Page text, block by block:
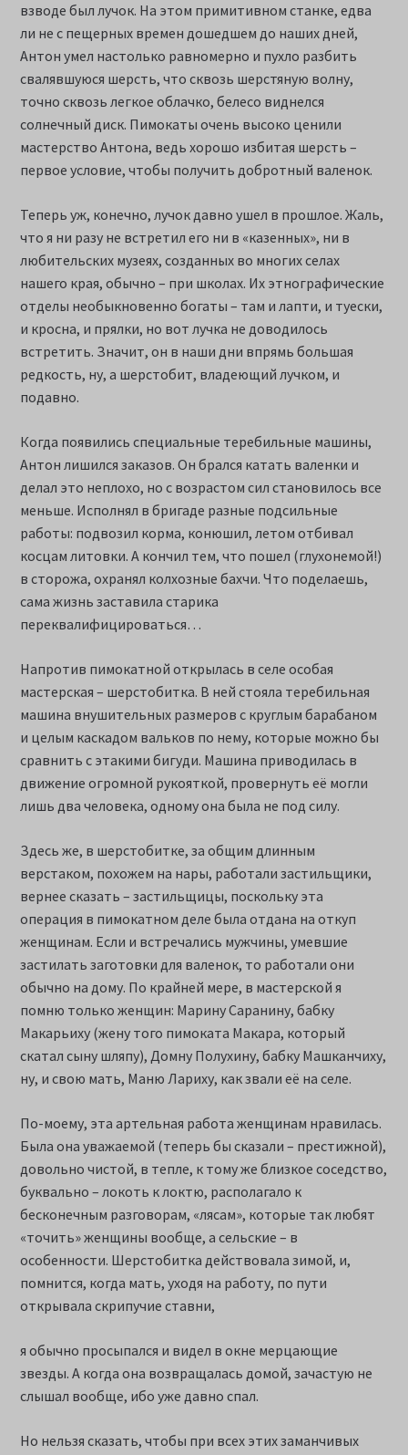
взводе был лучок. На этом примитивном станке, едва
ли не с пещерных времен дошедшем до наших дней,
Антон умел настолько равномерно и пухло разбить
свалявшуюся шерсть, что сквозь шерстяную волну,
точно сквозь легкое облачко, белесо виднелся
солнечный диск. Пимокаты очень высоко ценили
мастерство Антона, ведь хорошо избитая шерсть –
первое условие, чтобы получить добротный валенок.
Теперь уж, конечно, лучок давно ушел в прошлое. Жаль,
что я ни разу не встретил его ни в «казенных», ни в
любительских музеях, созданных во многих селах
нашего края, обычно – при школах. Их этнографические
отделы необыкновенно богаты – там и лапти, и туески,
и кросна, и прялки, но вот лучка не доводилось
встретить. Значит, он в наши дни впрямь большая
редкость, ну, а шерстобит, владеющий лучком, и
подавно.
Когда появились специальные теребильные машины,
Антон лишился заказов. Он брался катать валенки и
делал это неплохо, но с возрастом сил становилось все
меньше. Исполнял в бригаде разные подсильные
работы: подвозил корма, конюшил, летом отбивал
косцам литовки. А кончил тем, что пошел (глухонемой!)
в сторожа, охранял колхозные бахчи. Что поделаешь,
сама жизнь заставила старика
переквалифицироваться…
Напротив пимокатной открылась в селе особая
мастерская – шерстобитка. В ней стояла теребильная
машина внушительных размеров с круглым барабаном
и целым каскадом вальков по нему, которые можно бы
сравнить с этакими бигуди. Машина приводилась в
движение огромной рукояткой, провернуть её могли
лишь два человека, одному она была не под силу.
Здесь же, в шерстобитке, за общим длинным
верстаком, похожем на нары, работали застильщики,
вернее сказать – застильщицы, поскольку эта
операция в пимокатном деле была отдана на откуп
женщинам. Если и встречались мужчины, умевшие
застилать заготовки для валенок, то работали они
обычно на дому. По крайней мере, в мастерской я
помню только женщин: Марину Саранину, бабку
Макарьиху (жену того пимоката Макара, который
скатал сыну шляпу), Домну Полухину, бабку Машканчиху,
ну, и свою мать, Маню Лариху, как звали её на селе.
По-моему, эта артельная работа женщинам нравилась.
Была она уважаемой (теперь бы сказали – престижной),
довольно чистой, в тепле, к тому же близкое соседство,
буквально – локоть к локтю, располагало к
бесконечным разговорам, «лясам», которые так любят
«точить» женщины вообще, а сельские – в
особенности. Шерстобитка действовала зимой, и,
помнится, когда мать, уходя на работу, по пути
открывала скрипучие ставни,
я обычно просыпался и видел в окне мерцающие
звезды. А когда она возвращалась домой, зачастую не
слышал вообще, ибо уже давно спал.
Но нельзя сказать, чтобы при всех этих заманчивых